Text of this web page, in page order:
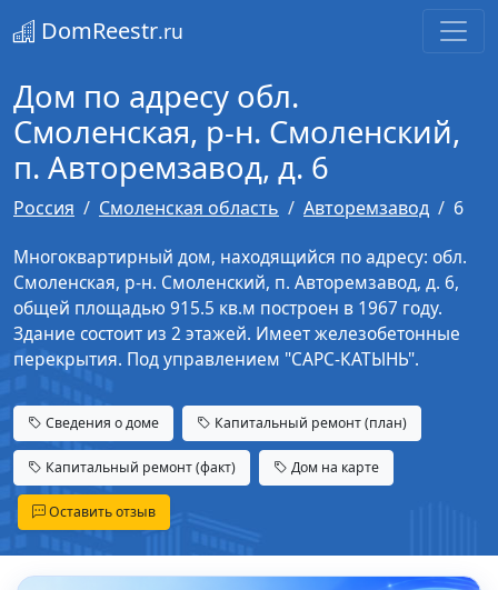
DomReestr.ru
Дом по адресу обл.
Смоленская, р-н. Смоленский,
п. Авторемзавод, д. 6
Россия Смоленская область Авторемзавод
6
Многоквартирный дом, находящийся по адресу: обл.
Смоленская, р-н. Смоленский, п. Авторемзавод, д. 6,
общей площадью 915.5 кв.м построен в 1967 году.
Здание состоит из 2 этажей. Имеет железобетонные
перекрытия. Под управлением "САРС-КАТЫНЬ".
Сведения о доме Капитальный ремонт (план)
Капитальный ремонт (факт) Дом на карте
Оставить отзыв